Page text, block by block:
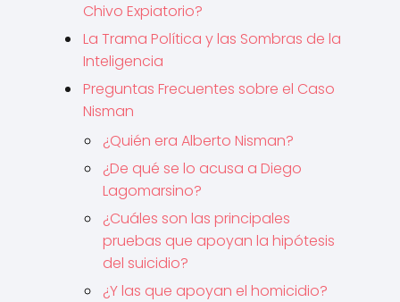
Chivo Expiatorio?
La Trama Política y las Sombras de la
Inteligencia
Preguntas Frecuentes sobre el Caso
Nisman
¿Quién era Alberto Nisman?
¿De qué se lo acusa a Diego
Lagomarsino?
¿Cuáles son las principales
pruebas que apoyan la hipótesis
del suicidio?
¿Y las que apoyan el homicidio?